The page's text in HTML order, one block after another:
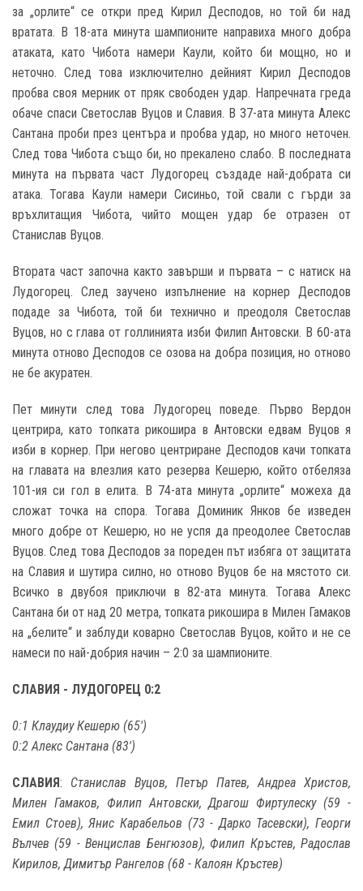
за „орлите“ се откри пред Кирил Десподов, но той би над
вратата. В 18-ата минута шампионите направиха много добра
атаката, като Чибота намери Каули, който би мощно, но и
неточно. След това изключително дейният Кирил Десподов
пробва своя мерник от пряк свободен удар. Напречната греда
обаче спаси Светослав Вуцов и Славия. В 37-ата минута Алекс
Сантана проби през центъра и пробва удар, но много неточен.
След това Чибота също би, но прекалено слабо. В последната
минута на първата част Лудогорец създаде най-добрата си
атака. Тогава Каули намери Сисиньо, той свали с гърди за
връхлитащия Чибота, чийто мощен удар бе отразен от
Станислав Вуцов.
Втората част започна както завърши и първата – с натиск на
Лудогорец. След заучено изпълнение на корнер Десподов
подаде за Чибота, той би технично и преодоля Светослав
Вуцов, но с глава от голлинията изби Филип Антовски. В 60-ата
минута отново Десподов се озова на добра позиция, но отново
не бе акуратен.
Пет минути след това Лудогорец поведе. Първо Вердон
центрира, като топката рикошира в Антовски едвам Вуцов я
изби в корнер. При негово центриране Десподов качи топката
на главата на влезлия като резерва Кешерю, който отбеляза
101-ия си гол в елита. В 74-ата минута „орлите“ можеха да
сложат точка на спора. Тогава Доминик Янков бе изведен
много добре от Кешерю, но не успя да преодолее Светослав
Вуцов. След това Десподов за пореден път избяга от защитата
на Славия и шутира силно, но отново Вуцов бе на мястото си.
Всичко в двубоя приключи в 82-ата минута. Тогава Алекс
Сантана би от над 20 метра, топката рикошира в Милен Гамаков
на „белите“ и заблуди коварно Светослав Вуцов, който и не се
намеси по най-добрия начин – 2:0 за шампионите.
СЛАВИЯ - ЛУДОГОРЕЦ 0:2
0:1 Клаудиу Кешерю (65')
0:2 Алекс Сантана (83')
СЛАВИЯ: Станислав Вуцов, Петър Патев, Андреа Христов,
Милен Гамаков, Филип Антовски, Драгош Фиртулеску (59 -
Емил Стоев), Янис Карабельов (73 - Дарко Тасевски), Георги
Вълчев (59 - Венцислав Бенгюзов), Филип Кръстев, Радослав
Кирилов, Димитър Рангелов (68 - Калоян Кръстев)